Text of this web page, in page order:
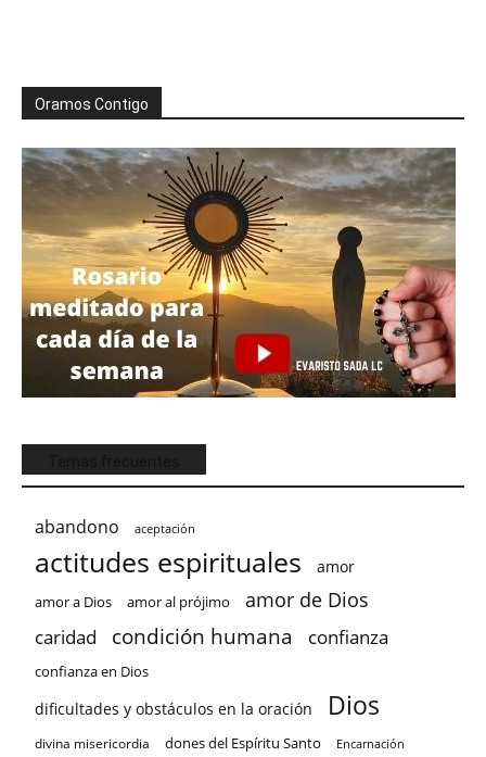
Oramos Contigo
abandono aceptación
actitudes espirituales amor
amor a Dios amor al prójimo amor de Dios
caridad condición humana confianza
confianza en Dios
dificultades y obstáculos en la oración Dios
divina misericordia dones del Espíritu Santo Encarnación